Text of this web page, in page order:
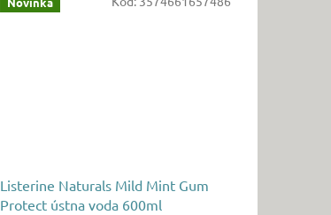
Listerine Naturals Mild Mint Gum
Protect ústna voda 600ml